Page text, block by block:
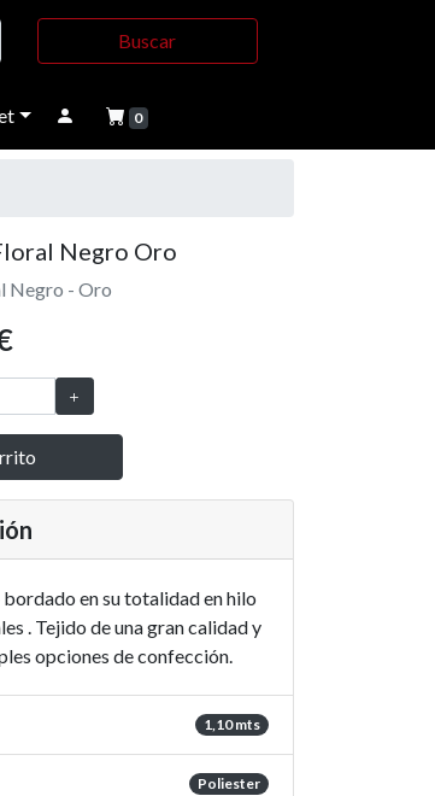
Buscar
0
Negro Oro
Negro - Oro
en su totalidad en hilo
. Tejido de una gran calidad y
opciones de confección.
1,10 mts
Poliester